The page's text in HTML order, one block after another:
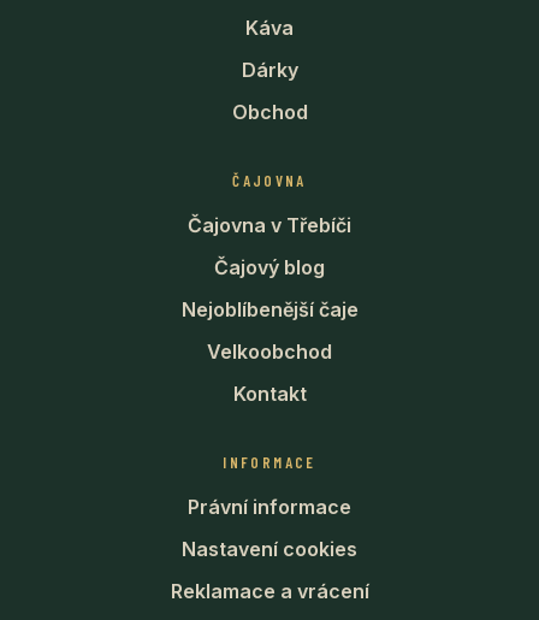
Káva
Dárky
Obchod
ČAJOVNA
Čajovna v Třebíči
Čajový blog
Nejoblíbenější čaje
Velkoobchod
Kontakt
INFORMACE
Právní informace
Nastavení cookies
Reklamace a vrácení